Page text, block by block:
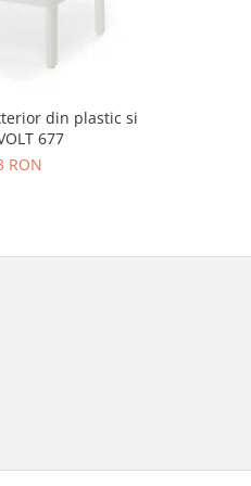
din plastic si
677
RON